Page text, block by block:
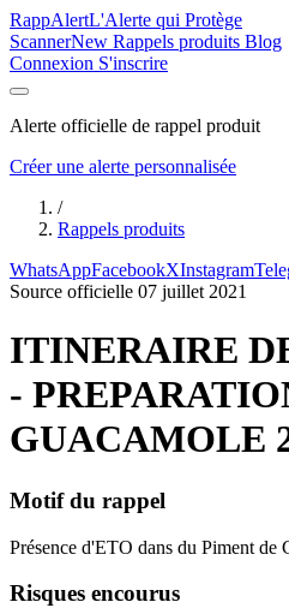
RappAlertL'Alerte qui Protège
ScannerNew Rappels produits Blog
Connexion S'inscrire
Alerte officielle de rappel produit
Créer une alerte personnalisée
/
Rappels produits
WhatsAppFacebookXInstagram
Source officielle 07 juillet 2021
ITINERAIRE
-
GUACAMOLE
Motif du rappel
Présence d'ETO dans du Piment de
Risques encourus